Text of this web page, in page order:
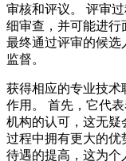
审核和评议。 评审
细审查，并可能进行
最终通过评审的候选
监督。
获得相应的专业技术
作用。 首先，它代
机构的认可，这无疑
过程中拥有更大的优
待遇的提高，这为个